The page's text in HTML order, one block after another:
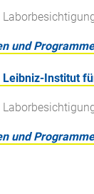
und
Institut
und